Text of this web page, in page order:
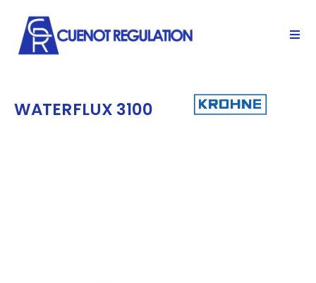
WATERFLUX 3100